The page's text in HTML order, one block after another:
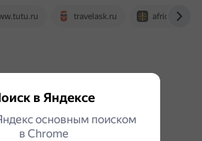
travelask.ru
в Яндексе
основным поиском
в Сhrome